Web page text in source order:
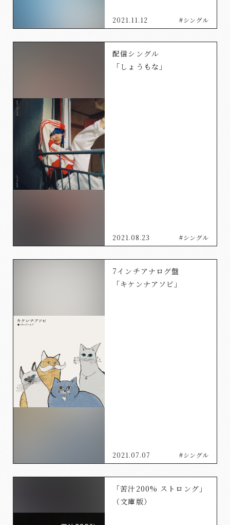
2021.11.12 #シングル
配信シングル
「しょうもな」
2021.08.23 #シングル
7インチアナログ盤
「キケンナアソビ」
2021.07.07 #シングル
「苦汁200% ストロング」
（文庫版）